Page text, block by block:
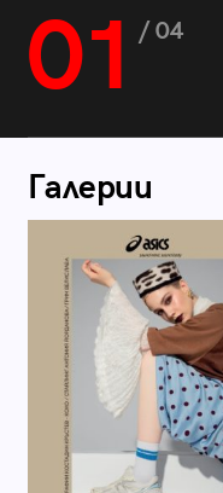
01 / 04
Галерии